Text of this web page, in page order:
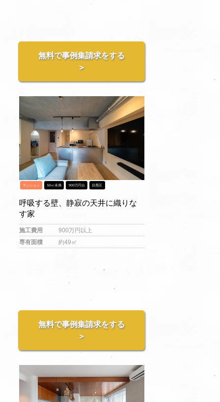
無料で事例集請求をする
＞
マンション 50㎡未満 900万円台 目黒区
呼吸する壁、静寂の天井に織りな
す家
施工費用
900万円以上
専有面積
約49㎡
無料で事例集請求をする
＞